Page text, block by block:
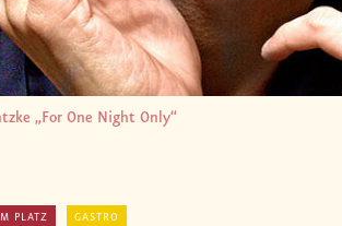
„For One Night Only“
PLATZ GASTRO